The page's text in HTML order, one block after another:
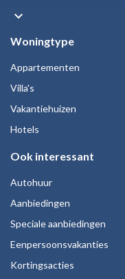
keyboard_arrow_down
Woningtype
Appartementen
Villa's
Vakantiehuizen
Hotels
Ook interessant
Autohuur
Aanbiedingen
Speciale aanbiedingen
Eenpersoonsvakanties
Kortingsacties